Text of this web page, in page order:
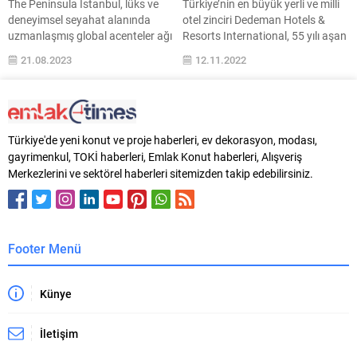
The Peninsula Istanbul, lüks ve
deneyimsel seyahat alanında
uzmanlaşmış global acenteler ağı
VIRTUOSO® tarafından 2023
yılının “En İyi Yeni Oteli” seçildi. Bu
açılmış otellere veriliyor. Lüks ve
deneyimsel seyahat alanında
Virtuoso ağı, bu sene 35. kez
düzenlenen Virtuoso Seyahat
Haftası’nı 17...
21.08.2023
Türkiye’nin en büyük yerli ve milli
otel zinciri Dedeman Hotels &
Resorts International, 55 yılı aşan
tecrübesi ve yenilenen dinamik
kadrosuyla 2024 yılına kadar 50
doğrultusunda bir ile daha bu
bayrağı asacak olmanın
mutluluğunu yaşıyor.
Benzersiz...
12.11.2022
Türkiye'de yeni konut ve proje haberleri, ev dekorasyon, modası,
gayrimenkul, TOKİ haberleri, Emlak Konut haberleri, Alışveriş
Merkezlerini ve sektörel haberleri sitemizden takip edebilirsiniz.
Footer Menü
Künye
İletişim